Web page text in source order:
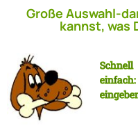
Große Auswahl-
kannst, was